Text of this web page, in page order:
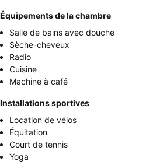
Équipements de la chambre
Salle de bains avec douche
Sèche-cheveux
Radio
Cuisine
Machine à café
Installations sportives
Location de vélos
Équitation
Court de tennis
Yoga